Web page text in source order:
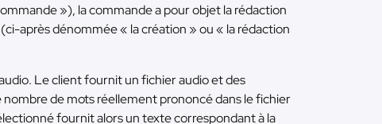
»), la commande a pour objet la rédaction
après dénommée « la création » ou « la rédaction
Le client fournit un fichier audio et des
de mots réellement prononcé dans le fichier
fournit alors un texte correspondant à la